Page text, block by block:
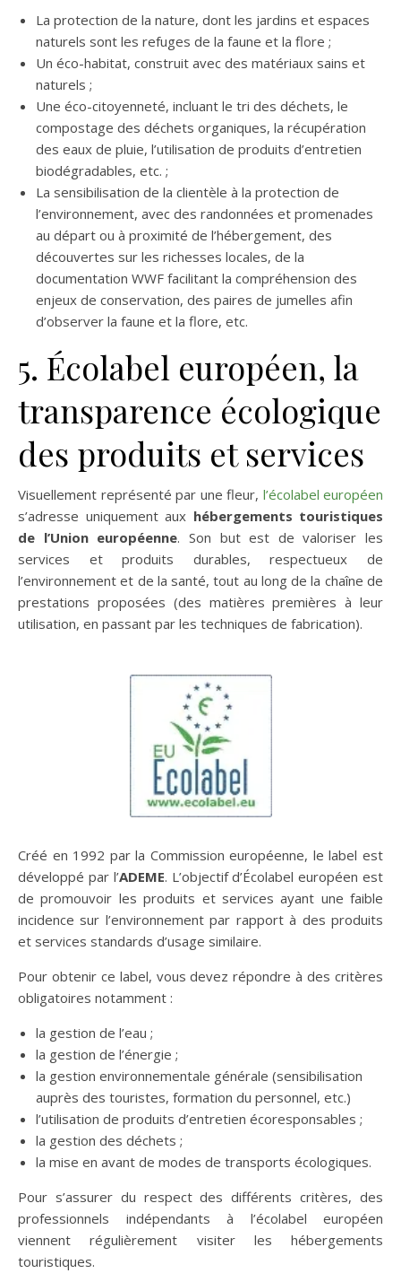
La protection de la nature, dont les jardins et espaces
naturels sont les refuges de la faune et la flore ;
Un éco-habitat, construit avec des matériaux sains et
naturels ;
Une éco-citoyenneté, incluant le tri des déchets, le
compostage des déchets organiques, la récupération
des eaux de pluie, l’utilisation de produits d’entretien
biodégradables, etc. ;
La sensibilisation de la clientèle à la protection de
l’environnement, avec des randonnées et promenades
au départ ou à proximité de l’hébergement, des
découvertes sur les richesses locales, de la
documentation WWF facilitant la compréhension des
enjeux de conservation, des paires de jumelles afin
d’observer la faune et la flore, etc.
5. Écolabel européen, la
transparence écologique
des produits et services
Visuellement représenté par une fleur, l’écolabel européen
s’adresse uniquement aux hébergements touristiques
de l’Union européenne. Son but est de valoriser les
services et produits durables, respectueux de
l’environnement et de la santé, tout au long de la chaîne de
prestations proposées (des matières premières à leur
utilisation, en passant par les techniques de fabrication).
Créé en 1992 par la Commission européenne, le label est
développé par l’ADEME. L’objectif d’Écolabel européen est
de promouvoir les produits et services ayant une faible
incidence sur l’environnement par rapport à des produits
et services standards d’usage similaire.
Pour obtenir ce label, vous devez répondre à des critères
obligatoires notamment :
la gestion de l’eau ;
la gestion de l’énergie ;
la gestion environnementale générale (sensibilisation
auprès des touristes, formation du personnel, etc.)
l’utilisation de produits d’entretien écoresponsables ;
la gestion des déchets ;
la mise en avant de modes de transports écologiques.
Pour s’assurer du respect des différents critères, des
professionnels indépendants à l’écolabel européen
viennent régulièrement visiter les hébergements
touristiques.